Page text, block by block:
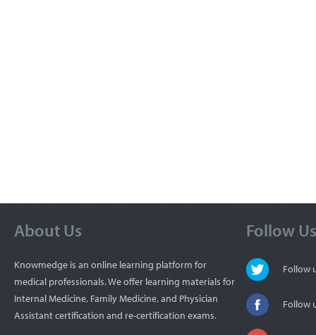
About Us
Knowmedge is an online learning platform for
medical professionals. We offer learning materials for
Internal Medicine, Family Medicine, and Physician
Assistant certification and re-certification exams.
Follow Us
Follow
Follow